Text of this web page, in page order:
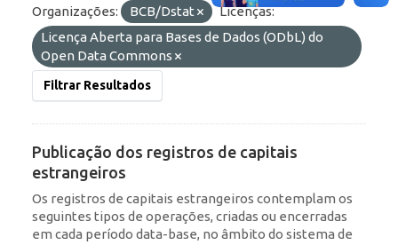
Organizações:
BCB/Dstat
Licenças:
Licença Aberta para Bases de Dados (ODbL) do
Open Data Commons
Filtrar Resultados
Publicação dos registros de capitais
estrangeiros
Os registros de capitais estrangeiros contemplam os
seguintes tipos de operações, criadas ou encerradas
em cada período data-base, no âmbito do sistema de